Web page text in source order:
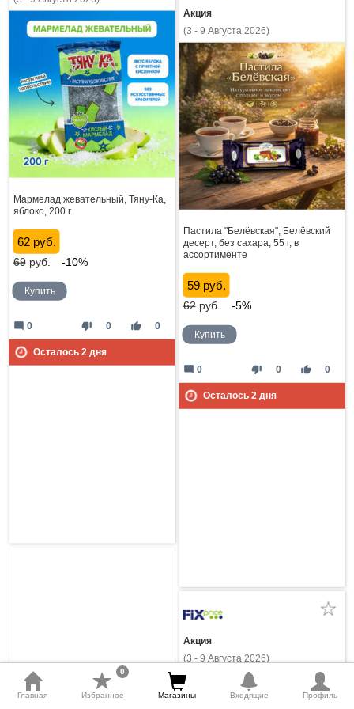
Мармелад жевательный, Тяну-Ка,
яблоко, 200 г
62 руб.
69руб. -10%
Купить
thumb_down 0 thumb_up 0
mode_comment 0
Осталось 2дня
Акция
(3 - 9 Августа 2026)
Пастила "Белёвская", Белёвский
десерт, без сахара, 55 г, в
ассортименте
59 руб.
62руб. -5%
Купить
thumb_down 0 thumb_up 0
mode_comment 0
Осталось 2дня
Акция
(3 - 9 Августа 2026)
Главная Избранное
0
Магазины Входящие Профиль